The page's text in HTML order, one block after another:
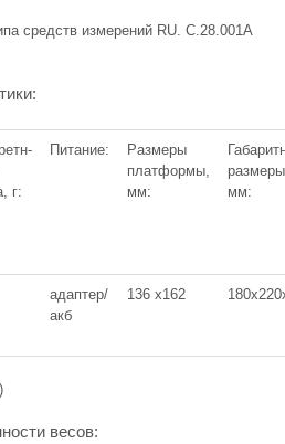
средств измерений RU. C.28.001A
г:
Питание:
Размеры
платформы,
мм:
мм:
адаптер/
акб
136 х162
весов: